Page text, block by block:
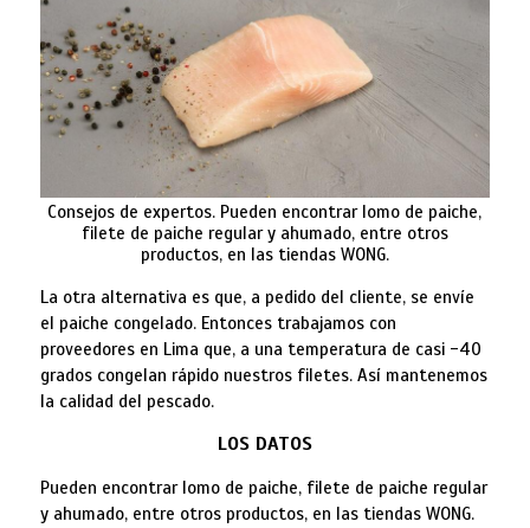
Consejos de expertos. Pueden encontrar lomo de paiche,
filete de paiche regular y ahumado, entre otros
productos, en las tiendas WONG.
La otra alternativa es que, a pedido del cliente, se envíe
el paiche congelado. Entonces trabajamos con
proveedores en Lima que, a una temperatura de casi -40
grados congelan rápido nuestros filetes. Así mantenemos
la calidad del pescado.
LOS DATOS
Pueden encontrar lomo de paiche, filete de paiche regular
y ahumado, entre otros productos, en las tiendas WONG.